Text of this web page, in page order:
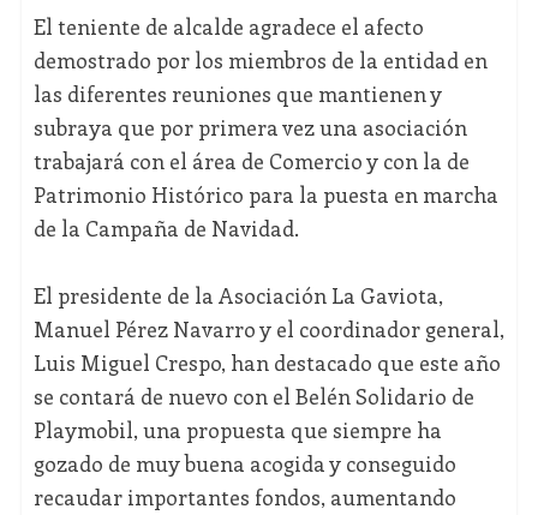
El teniente de alcalde agradece el afecto
demostrado por los miembros de la entidad en
las diferentes reuniones que mantienen y
subraya que por primera vez una asociación
trabajará con el área de Comercio y con la de
Patrimonio Histórico para la puesta en marcha
de la Campaña de Navidad.
El presidente de la Asociación La Gaviota,
Manuel Pérez Navarro y el coordinador general,
Luis Miguel Crespo, han destacado que este año
se contará de nuevo con el Belén Solidario de
Playmobil, una propuesta que siempre ha
gozado de muy buena acogida y conseguido
recaudar importantes fondos, aumentando